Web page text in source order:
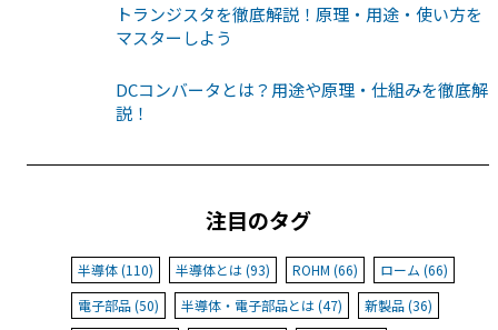
トランジスタを徹底解説！原理・用途・使い方を
マスターしよう
DCコンバータとは？用途や原理・仕組みを徹底解
説！
注目のタグ
半導体 (110) 半導体とは (93) ROHM (66)
ローム (66)
電子部品 (50)
半導体・電子部品とは (47)
新製品 (36)